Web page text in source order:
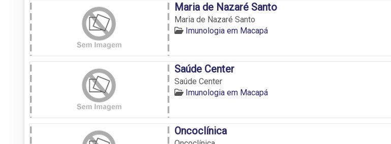
Maria de Nazaré Santo
Maria de Nazaré Santo
Imunologia em Macapá
Saúde Center
Saúde Center
Imunologia em Macapá
Oncoclínica